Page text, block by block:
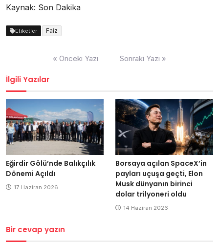
Kaynak: Son Dakika
Etiketler Faiz
« Önceki Yazı Sonraki Yazı »
İlgili Yazılar
Eğirdir Gölü’nde Balıkçılık
Dönemi Açıldı
17 Haziran 2026
Borsaya açılan SpaceX’in
payları uçuşa geçti, Elon
Musk dünyanın birinci
dolar trilyoneri oldu
14 Haziran 2026
Bir cevap yazın